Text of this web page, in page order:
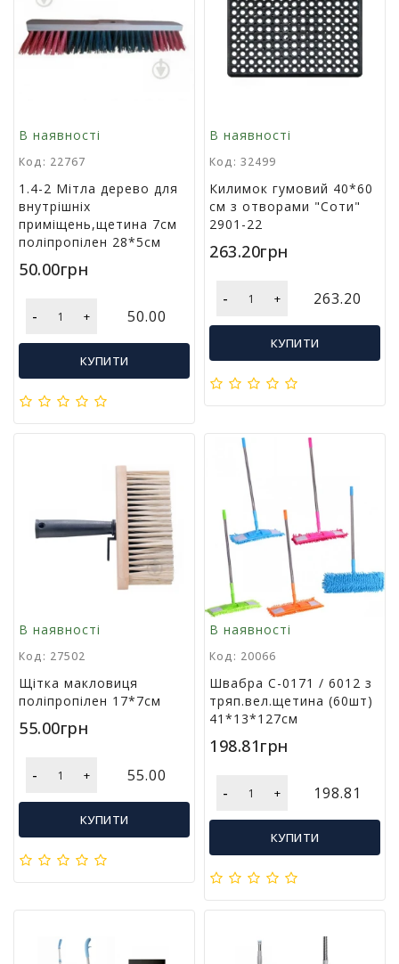
а
и
д
о
с
в
я
т
Т
в
и
н
у
т
а
у
м
Х
а
В наявності
Код: 22767
1.4-2 Мітла дерево для
внутрішніх
приміщень,щетина 7см
поліпропілен 28*5см
50.00грн
- + 50.00
КУПИТИ
В наявності
Код: 32499
Килимок гумовий 40*60
см з отворами "Соти"
2901-22
263.20грн
- + 263.20
КУПИТИ
В наявності
Код: 27502
Щітка макловиця
поліпропілен 17*7см
55.00грн
- + 55.00
КУПИТИ
В наявності
Код: 20066
Швабра С-0171 / 6012 з
тряп.вел.щетина (60шт)
41*13*127см
198.81грн
- + 198.81
КУПИТИ